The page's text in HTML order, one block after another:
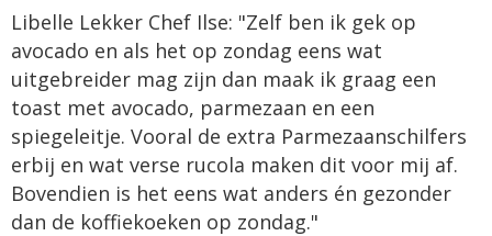
Libelle Lekker Chef Ilse: "Zelf ben ik gek op
avocado en als het op zondag eens wat
uitgebreider mag zijn dan maak ik graag een
toast met avocado, parmezaan en een
spiegeleitje. Vooral de extra Parmezaanschilfers
erbij en wat verse rucola maken dit voor mij af.
Bovendien is het eens wat anders én gezonder
dan de koffiekoeken op zondag."